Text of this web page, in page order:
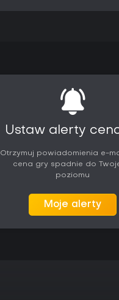
Osoby
opcjami
Ustaw alerty
Otrzymuj powiadomienia e-
cena gry spadnie do
poziomu
Moje alerty